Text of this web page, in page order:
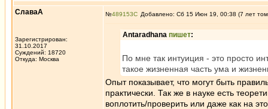
СлаваА
Зарегистрирован:
31.10.2017
Суждений: 18720
Откуда: Москва
№489153 Добавлено: Сб 15 Июн 19, 00:38 (7 лет
Antaradhana пишет:
По мне так интуиция - это просто
такое жизненная часть ума и
Опыт показывает, что могут быть
практически. Так же в науке есть
воплотить/проверить или даже как на